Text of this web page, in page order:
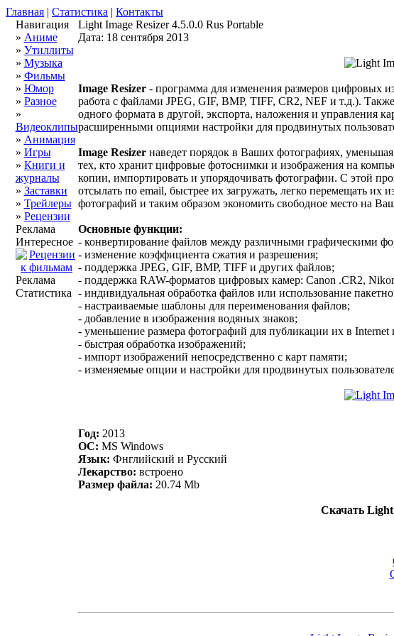
Главная | Статистика | Контакты
Навигация
» Аниме
» Утиллиты
» Музыка
» Фильмы
» Юмор
» Разное
»
Видеоклипы
» Анимация
» Игры
» Книги и
журналы
» Заставки
» Трейлеры
» Рецензии
Реклама
Интересное
Реклама
Статистика
Light Image Resizer 4.5.0.0 Rus Portable
Дата: 18 сентября 2013
Image Resizer- программа для изменения размеров цифровых
работа с файлами JPEG, GIF, BMP, TIFF, CR2, NEF и т.д.).
одного формата в другой, экспорта, наложения и управления
расширенными опциями настройки для продвинутых
Image Resizerнаведет порядок в Ваших фотографиях,
тех, кто хранит цифровые фотоснимки и изображения на
копии, импортировать и упорядочивать фотографии. С этой
отсылать по email, быстрее их загружать, легко перемещать их
фотографий и таким образом экономить свободное место на
Основные функции:
- конвертирование файлов между различными графическими
- изменение коэффициента сжатия и разрешения;
- поддержка JPEG, GIF, BMP, TIFF и других файлов;
- поддержка RAW-форматов цифровых камер: Canon .CR2,
- индивидуальная обработка файлов или использование
- настраиваемые шаблоны для переименования файлов;
- добавление в изображения водяных знаков;
- уменьшение размера фотографий для публикации их в Internet
- быстрая обработка изображений;
- импорт изображений непосредственно с карт памяти;
- изменяемые опции и настройки для продвинутых
Год: 2013
ОС: MS Windows
Язык: Фнглийский и Русский
Лекарство: встроено
Размер файла: 20.74 Mb
Скачать Light